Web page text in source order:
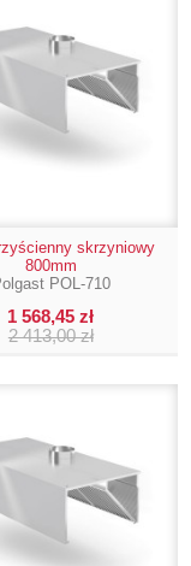
skrzyniowy
800mm
POL-710
1 568,45 zł
2 413,00 zł